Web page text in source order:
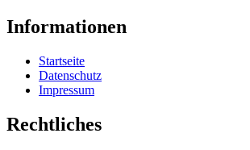
Informationen
Startseite
Datenschutz
Impressum
Rechtliches